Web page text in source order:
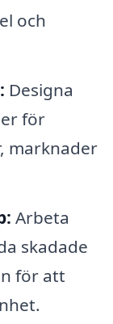
och
Designa
för
marknader
Arbeta
skadade
för att